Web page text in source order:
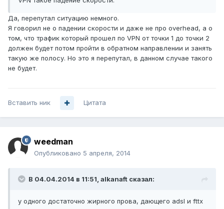
Да, перепутал ситуацию немного.
Я говорил не о падении скорости и даже не про overhead, а о
том, что трафик который прошел по VPN от точки 1 до точки 2
должен будет потом пройти в обратном направлении и занять
такую же полосу. Но это я перепутал, в данном случае такого
не будет.
Вставить ник Цитата
weedman
Опубликовано 5 апреля, 2014
В 04.04.2014 в 11:51, alkanaft сказал:
у одного достаточно жирного прова, дающего adsl и fttx